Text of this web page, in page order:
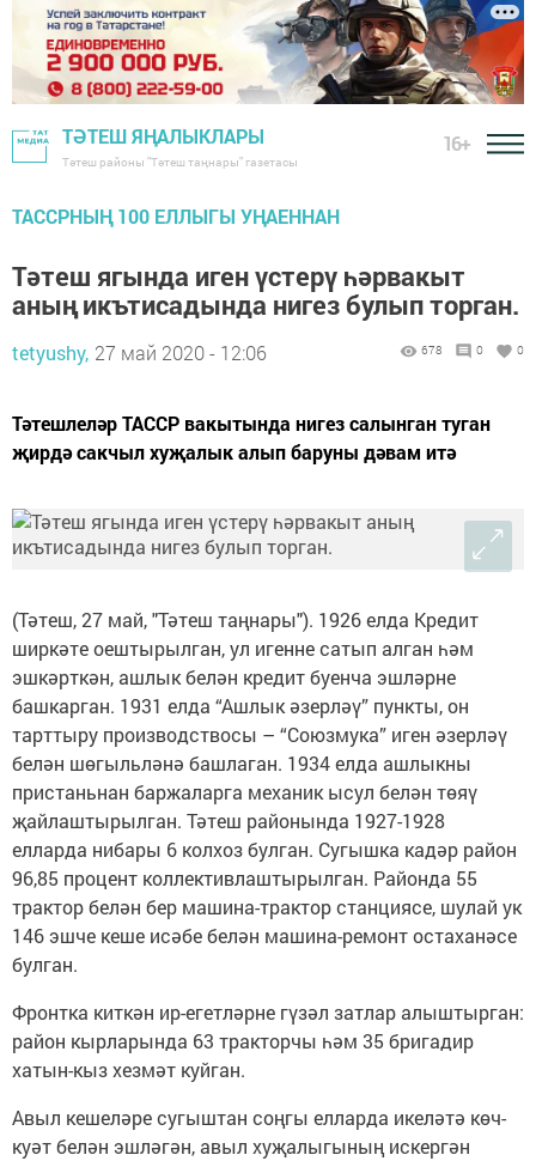
ТӘТЕШ ЯҢАЛЫКЛАРЫ
Тәтеш районы "Тәтеш таңнары" газетасы
16+
ТАССРНЫҢ 100 ЕЛЛЫГЫ УҢАЕННАН
Тәтеш ягында иген үстерү һәрвакыт
аның икътисадында нигез булып торган.
tetyushy, 27 май 2020 - 12:06 678 0 0
Тәтешлеләр ТАССР вакытында нигез салынган туган
җирдә сакчыл хуҗалык алып баруны дәвам итә
(Тәтеш, 27 май, "Тәтеш таңнары"). 1926 елда Кредит
ширкәте оештырылган, ул игенне сатып алган һәм
эшкәрткән, ашлык белән кредит буенча эшләрне
башкарган. 1931 елда “Ашлык әзерләү” пункты, он
тарттыру производствосы – “Союзмука” иген әзерләү
белән шөгыльләнә башлаган. 1934 елда ашлыкны
пристаньнан баржаларга механик ысул белән төяү
җайлаштырылган. Тәтеш районында 1927-1928
елларда нибары 6 колхоз булган. Сугышка кадәр район
96,85 процент коллективлаштырылган. Районда 55
трактор белән бер машина-трактор станциясе, шулай ук
146 эшче кеше исәбе белән машина-ремонт остаханәсе
­булган.
Фронтка киткән ир-егетләрне гүзәл затлар алыштырган:
район кырларында 63 тракторчы һәм 35 бригадир
хатын-кыз хезмәт куйган.
Авыл кешеләре сугыштан соңгы елларда икеләтә көч-
куәт белән эшләгән, авыл хуҗалыгының искергән